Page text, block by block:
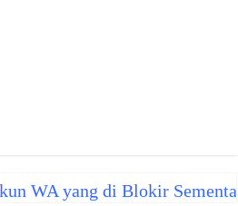
WA yang di Blokir